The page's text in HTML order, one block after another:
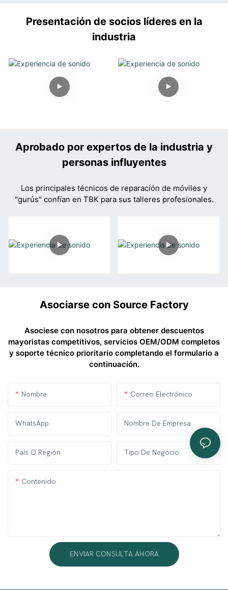
Presentación de socios líderes en la
industria
Aprobado por expertos de la industria y
personas influyentes
Los principales técnicos de reparación de móviles y
"gurús" confían en TBK para sus talleres profesionales.
Asociarse con Source Factory
Asociese con nosotros para obtener descuentos
mayoristas competitivos, servicios OEM/ODM completos
y soporte técnico prioritario completando el formulario a
continuación.
Nombre Correo Electrónico
WhatsApp Nombre De Empresa
País O Región Tipo De Negocio
Contenido
ENVIAR CONSULTA AHORA